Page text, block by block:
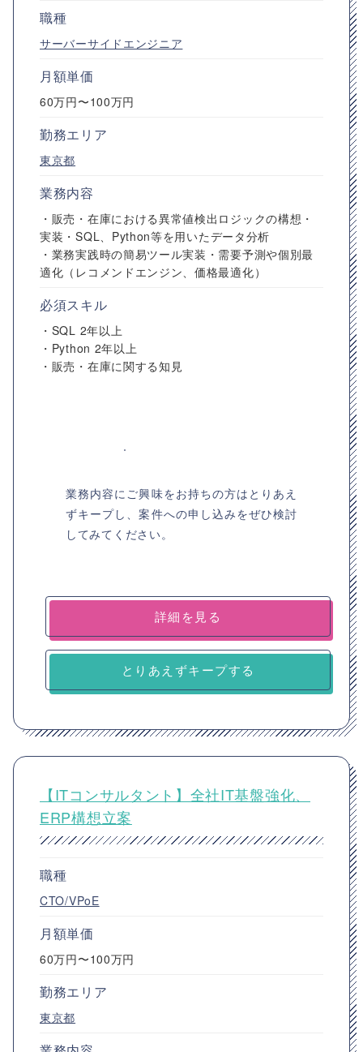
職種
サーバーサイドエンジニア
月額単価
60万円〜100万円
勤務エリア
東京都
業務内容
・販売・在庫における異常値検出ロジックの構想・
実装・SQL、Python等を用いたデータ分析
・業務実践時の簡易ツール実装・需要予測や個別最
適化（レコメンドエンジン、価格最適化）
必須スキル
・SQL 2年以上
・Python 2年以上
・販売・在庫に関する知見
業務内容にご興味をお持ちの方はとりあえ
ずキープし、案件への申し込みをぜひ検討
してみてください。
詳細を見る
とりあえずキープする
【ITコンサルタント】全社IT基盤強化、
ERP構想立案
職種
CTO/VPoE
月額単価
60万円〜100万円
勤務エリア
東京都